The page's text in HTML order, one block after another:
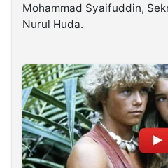
Mohammad Syaifuddin,
Nurul Huda.